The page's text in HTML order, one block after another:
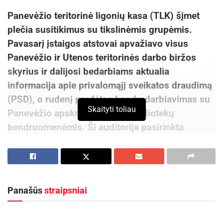
Panevėžio teritorinė ligonių kasa (TLK) šįmet
plečia susitikimus su tikslinėmis grupėmis.
Pavasarį įstaigos atstovai apvažiavo visus
Panevėžio ir Utenos teritorinės darbo biržos
skyrius ir dalijosi bedarbiams aktualia
informacija apie privalomąjį sveikatos draudimą
(PSD), o rudenį pradėtas bendradarbiavimas su
Panevėžio apskrities viešųjų bibliotekų
bendruomenėmis. Ši auditorija pasirinkta
rajonuose, yra tie šviesuliai, į kuriuos patarimo
Pirmasis Panevėžio TLK atstovų susitikimas
Skaityti toliau
Panašūsstraipsniai